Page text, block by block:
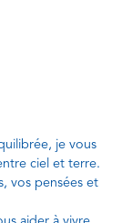
je vous
ciel et terre.
vos pensées et